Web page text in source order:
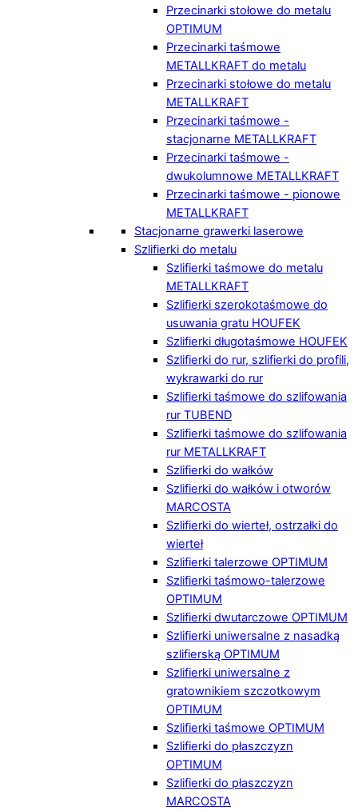
Przecinarki stołowe do metalu
OPTIMUM
Przecinarki taśmowe
METALLKRAFT do metalu
Przecinarki stołowe do metalu
METALLKRAFT
Przecinarki taśmowe -
stacjonarne METALLKRAFT
Przecinarki taśmowe -
dwukolumnowe METALLKRAFT
Przecinarki taśmowe - pionowe
METALLKRAFT
Stacjonarne grawerki laserowe
Szlifierki do metalu
Szlifierki taśmowe do metalu
METALLKRAFT
Szlifierki szerokotaśmowe do
usuwania gratu HOUFEK
Szlifierki długotaśmowe HOUFEK
Szlifierki do rur, szlifierki do profili,
wykrawarki do rur
Szlifierki taśmowe do szlifowania
rur TUBEND
Szlifierki taśmowe do szlifowania
rur METALLKRAFT
Szlifierki do wałków
Szlifierki do wałków i otworów
MARCOSTA
Szlifierki do wierteł, ostrzałki do
wierteł
Szlifierki talerzowe OPTIMUM
Szlifierki taśmowo-talerzowe
OPTIMUM
Szlifierki dwutarczowe OPTIMUM
Szlifierki uniwersalne z nasadką
szlifierską OPTIMUM
Szlifierki uniwersalne z
gratownikiem szczotkowym
OPTIMUM
Szlifierki taśmowe OPTIMUM
Szlifierki do płaszczyzn
OPTIMUM
Szlifierki do płaszczyzn
MARCOSTA